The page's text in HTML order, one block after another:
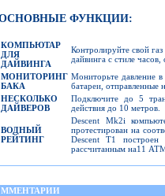
ФУНКЦИИ:
КОМПЬЮТАР
ДЛЯ
ДАЙВИНГА
Контролируйте свой
дайвинга с стиле
МОНИТОРИНГ
БАКА
Мониторьте давление в
батареи, отправленные
НЕСКОЛЬКО
ДАЙВЕРОВ
Подключите до 5
действия до 10 метров.
ВОДНЫЙ
РЕЙТИНГ
Descent Mk2i
протестирован на
Descent T1
рассчитанным на11